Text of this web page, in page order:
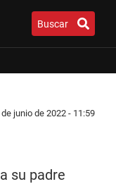
Buscar
junio de 2022 - 11:59
su padre